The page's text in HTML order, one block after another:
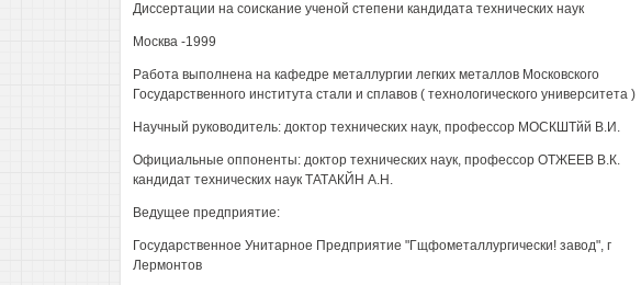
Диссертации на соискание ученой степени кандидата технических наук
Москва -1999
Работа выполнена на кафедре металлургии легких металлов Московского
Государственного института стали и сплавов ( технологического университета )
Научный руководитель: доктор технических наук, профессор МОСКШТйй В.И.
Официальные оппоненты: доктор технических наук, профессор ОТЖЕЕВ В.К.
кандидат технических наук ТАТАКЙН А.Н.
Ведущее предприятие:
Государственное Унитарное Предприятие "Гщфометаллургически! завод", г
Лермонтов